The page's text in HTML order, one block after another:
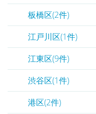
板橋区(2件)
江戸川区(1件)
江東区(9件)
渋谷区(1件)
港区(2件)